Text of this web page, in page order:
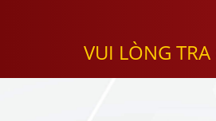
VUI LÒNG